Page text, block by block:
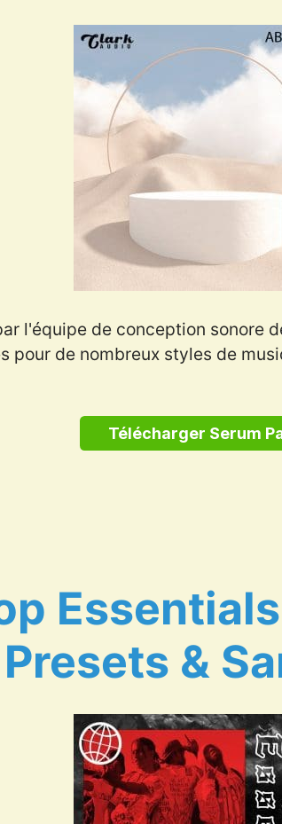
l'équipe de conception sonore
pour de nombreux styles de
Télécharger Serum
Presets &